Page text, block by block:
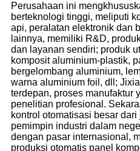
Perusahaan ini
berteknologi tinggi, meliputi
api, peralatan elektronik dan
lainnya, memiliki R&D,
dan layanan sendiri; produk
komposit aluminium-plastik,
bergelombang aluminium,
warna aluminium foil, dll;
terdepan, proses manufaktur
penelitian profesional.
kontrol otomatisasi besar
pemimpin industri dalam
dengan pasar internasional,
produksi otomatis panel